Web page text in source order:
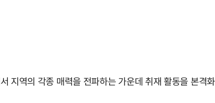
지역의 각종 매력을 전파하는 가운데 취재 활동을 본